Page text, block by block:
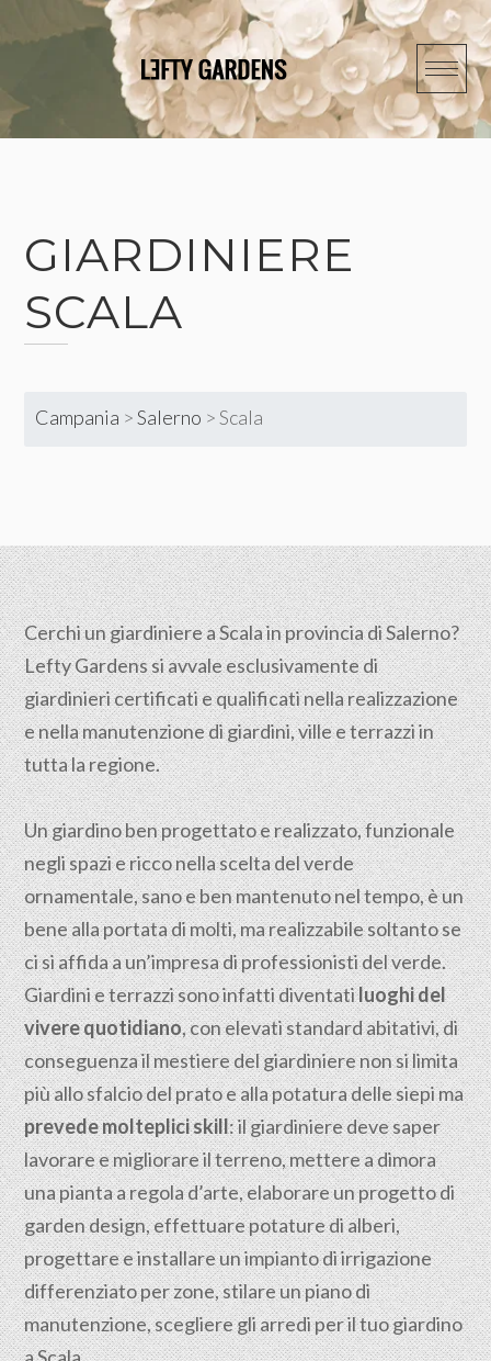
to
GIARDINIERE
SCALA
Campania >Salerno >Scala
Cerchi un giardiniere a Scala in provincia diSalerno?
Lefty Gardens si avvale esclusivamente di
giardinieri certificati e qualificati nella realizzazione
e nella manutenzione di giardini, ville e terrazzi in
tutta la regione.
Un giardino ben progettato e realizzato, funzionale
negli spazi e ricco nella scelta del verde
ornamentale, sano e ben mantenuto nel tempo, è un
bene alla portata di molti, ma realizzabile soltanto se
ci si affida a un’impresa di professionisti del verde.
Giardini e terrazzi sono infatti diventatiluoghi del
vivere quotidiano, con elevati standard abitativi, di
conseguenza il mestiere del giardiniere non si limita
più allo sfalcio del prato e alla potatura delle siepi ma
prevede molteplici skill: il giardiniere deve saper
lavorare e migliorare il terreno, mettere a dimora
una pianta a regola d’arte, elaborare un progetto di
garden design, effettuare potature di alberi,
progettare e installare un impianto di irrigazione
differenziato per zone, stilare un piano di
manutenzione, scegliere gli arredi per il tuo giardino